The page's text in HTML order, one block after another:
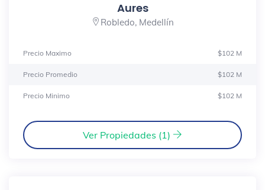
Aures
Robledo, Medellín
Precio Maximo $102 M
Precio Promedio $102 M
Precio Minimo $102 M
Ver Propiedades (1)